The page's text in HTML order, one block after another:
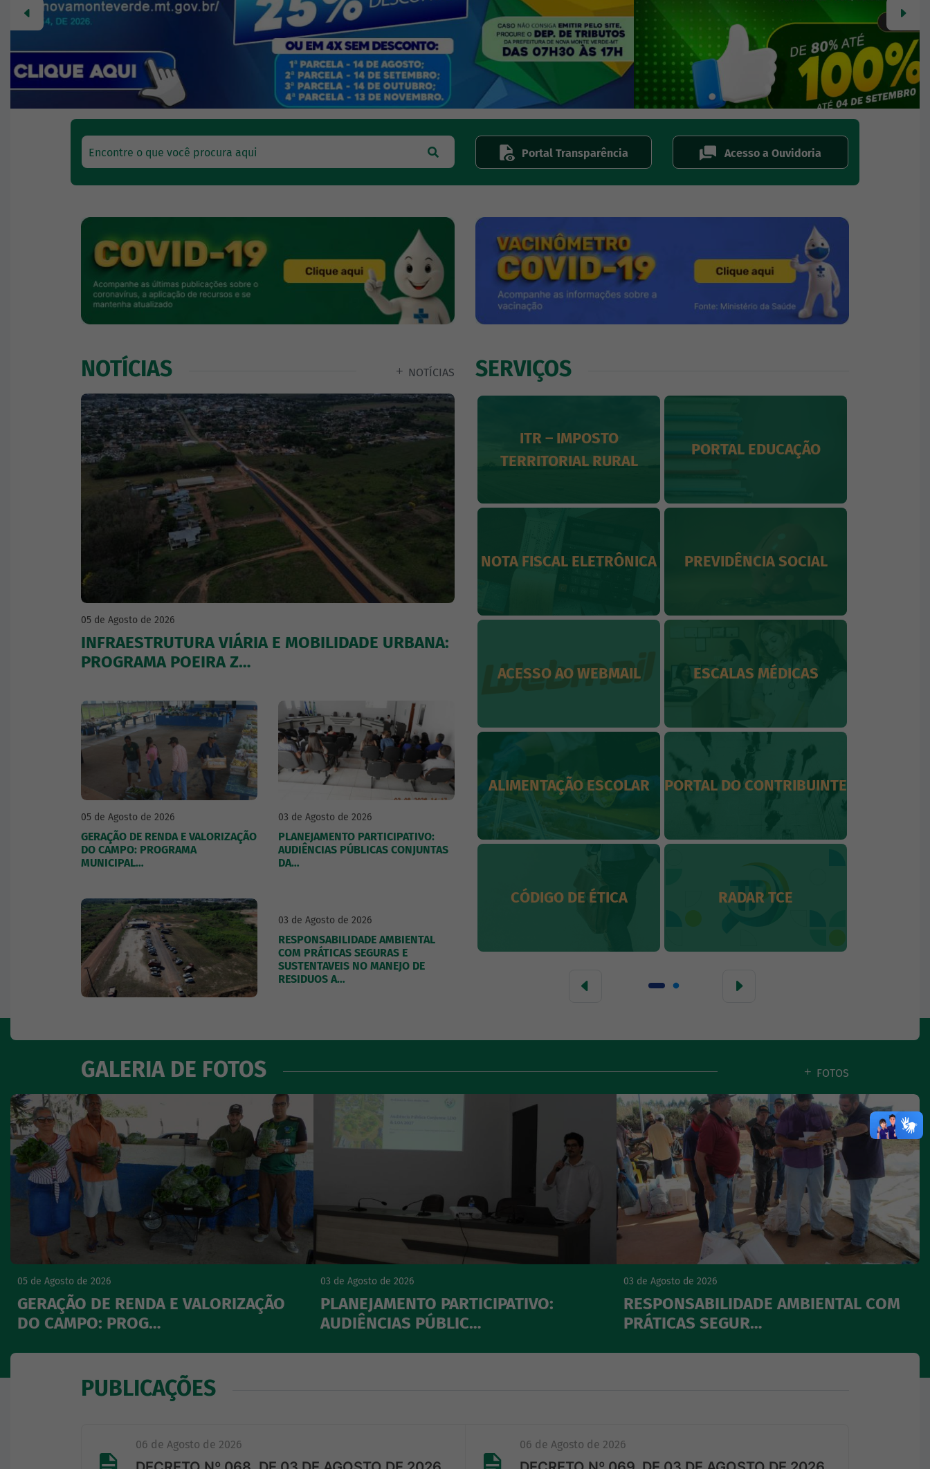
Anterior
Encontre o que você procura aqui Portal Transparência Acesso a Ouvidoria
NOTÍCIAS NOTÍCIAS
05 de Agosto de 2026
INFRAESTRUTURA VIÁRIA E MOBILIDADE URBANA:
PROGRAMA POEIRA Z…
05 de Agosto de 2026
GERAÇÃO DE RENDA E VALORIZAÇÃO
DO CAMPO: PROGRAMA
MUNICIPAL…
03 de Agosto de 2026
PLANEJAMENTO PARTICIPATIVO:
AUDIÊNCIAS PÚBLICAS CONJUNTAS
DA…
03 de Agosto de 2026
RESPONSABILIDADE AMBIENTAL
COM PRÁTICAS SEGURAS E
SUSTENTAVEIS NO MANEJO DE
RESIDUOS A…
SERVIÇOS
CARTA DE SERVIÇOS SIC
GEOBRAS
ITR – IMPOSTO
TERRITORIAL RURAL
PORTAL EDUCAÇÃO
NOTA FISCAL ELETRÔNICA PREVIDÊNCIA SOCIAL
ACESSO AO WEBMAIL ESCALAS MÉDICAS
ALIMENTAÇÃO ESCOLAR PORTAL DO CONTRIBUINTE
CÓDIGO DE ÉTICA RADAR TCE
GALERIA DE FOTOS FOTOS
05 de Agosto de 2026
GERAÇÃO DE RENDA E VALORIZAÇÃO
DO CAMPO: PROG…
03 de Agosto de 2026
PLANEJAMENTO PARTICIPATIVO:
AUDIÊNCIAS PÚBLIC…
03 de Agosto de 2026
RESPONSABILIDADE AMBIENTAL COM
PRÁTICAS SEGUR…
PUBLICAÇÕES
06 de Agosto de 2026 06 de Agosto de 2026